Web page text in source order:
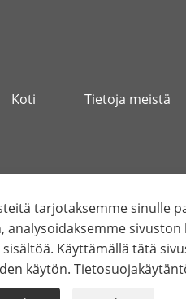
Koti Tietoja meistä
Copyright ©
tarjotaksemme sinulle
analysoidaksemme
Käyttämällä tätä
käytön.